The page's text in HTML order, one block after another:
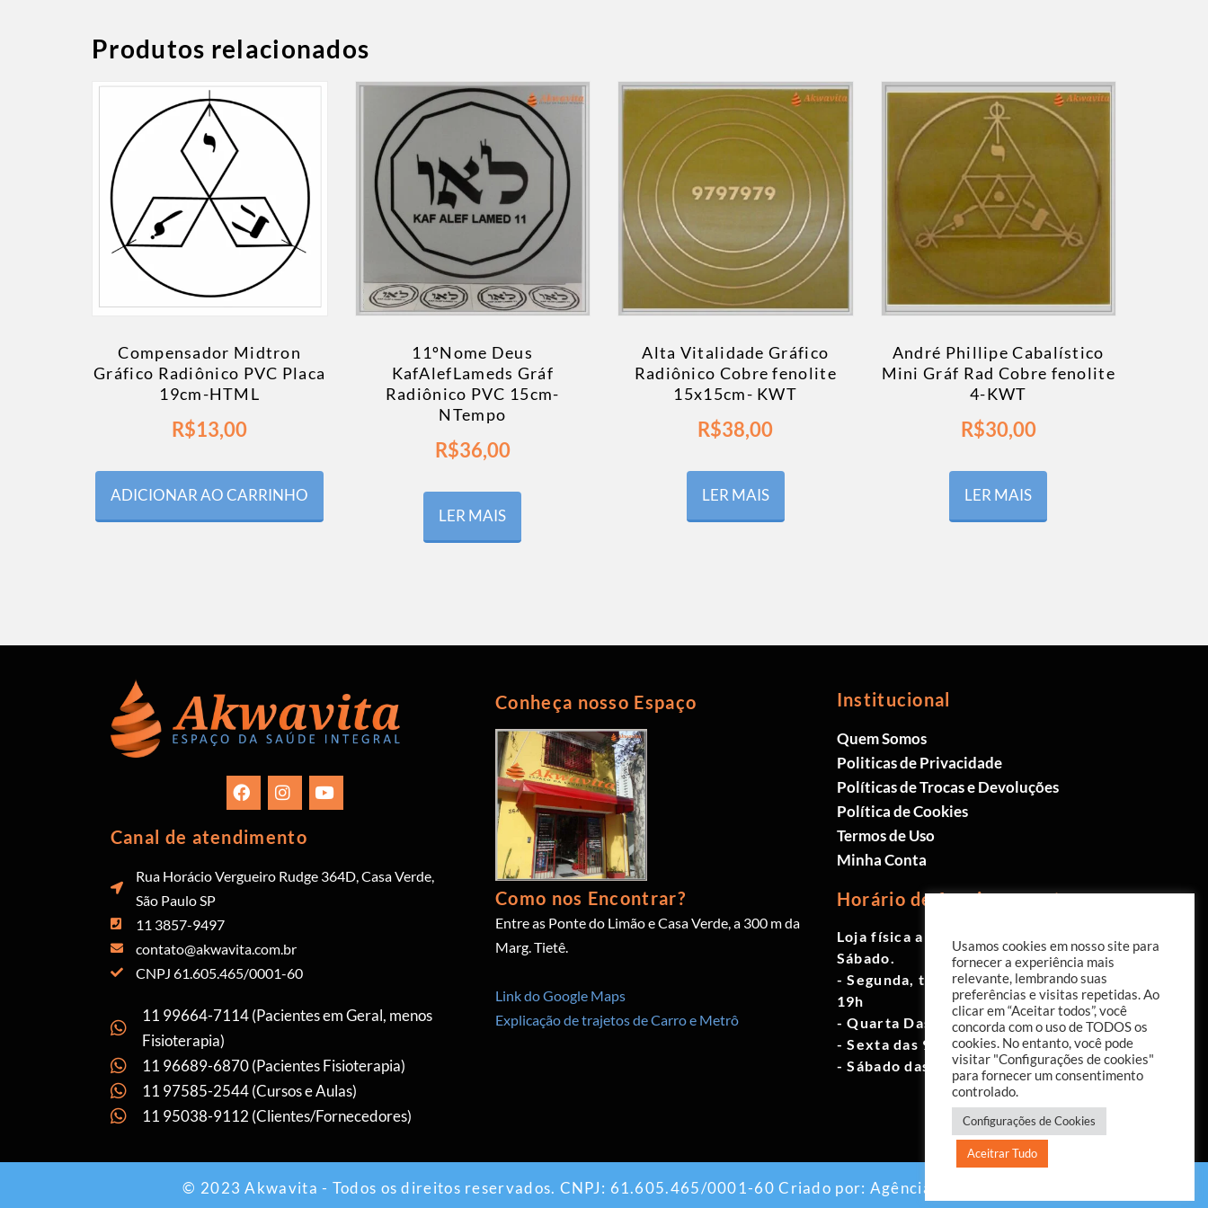
Produtos relacionados
Compensador Midtron
Gráfico Radiônico PVC Placa
19cm-HTML
R$13,00
ADICIONAR AO CARRINHO
11ºNome Deus
KafAlefLameds Gráf
Radiônico PVC 15cm-
NTempo
R$36,00
LER MAIS
Alta Vitalidade Gráfico
Radiônico Cobre fenolite
15x15cm- KWT
R$38,00
LER MAIS
André Phillipe Cabalístico
Mini Gráf Rad Cobre fenolite
4-KWT
R$30,00
LER MAIS
Canal de atendimento
Rua Horácio Vergueiro Rudge 364D, Casa Verde,
São Paulo SP
11 3857-9497
contato@akwavita.com.br
CNPJ 61.605.465/0001-60
11 99664-7114 (Pacientes em Geral, menos
Fisioterapia)
11 96689-6870 (Pacientes Fisioterapia)
11 97585-2544 (Cursos e Aulas)
11 95038-9112 (Clientes/Fornecedores)
Conheça nosso Espaço
Como nos Encontrar?
Entre as Ponte do Limão e Casa Verde, a 300 m da
Marg. Tietê.
Link do Google Maps
Explicação de trajetos de Carro e Metrô
Institucional
Quem Somos
Politicas de Privacidade
Políticas de Trocas e Devoluções
Política de Cookies
Termos de Uso
Minha Conta
Horário de funcionamento
Loja física aberta de Segunda à
Sábado.
- Segunda, terça e quinta das 9h às
19h
- Quarta Das 10h às 18h
- Sexta das 9h às 18h
- Sábado das 10h às 17h
© 2023 Akwavita - Todos os direitos reservados. CNPJ: 61.605.465/0001-60 Criado por: Agência EAB Digital
Usamos cookies em nosso site para
fornecer a experiência mais
relevante, lembrando suas
preferências e visitas repetidas. Ao
clicar em “Aceitar todos”, você
concorda com o uso de TODOS os
cookies. No entanto, você pode
visitar "Configurações de cookies"
para fornecer um consentimento
controlado.
Configurações de Cookies
Aceitrar Tudo